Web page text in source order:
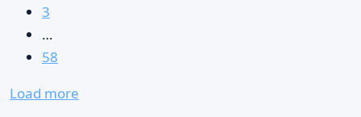
3
…
58
Load more